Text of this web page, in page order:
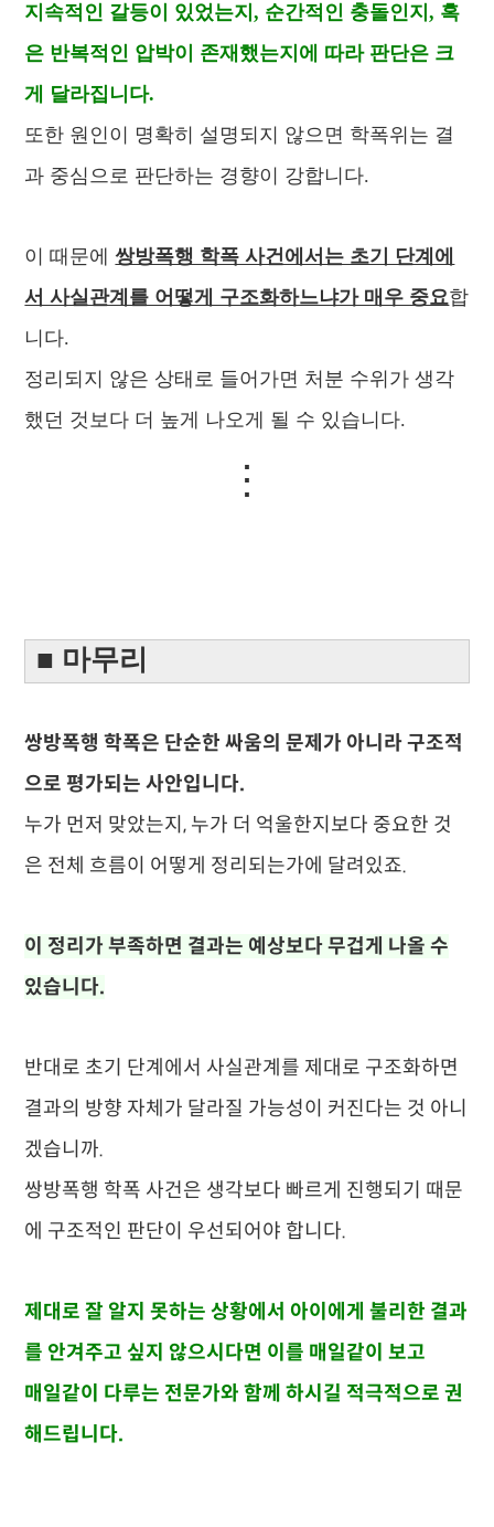
지속적인 갈등이 있었는지, 순간적인 충돌인지, 혹
은 반복적인 압박이 존재했는지에 따라 판단은 크
게 달라집니다.
또한 원인이 명확히 설명되지 않으면 학폭위는 결
과 중심으로 판단하는 경향이 강합니다.
이 때문에쌍방폭행 학폭 사건에서는 초기 단계에
서 사실관계를 어떻게 구조화하느냐가 매우 중요합
니다.
정리되지 않은 상태로 들어가면 처분 수위가 생각
했던 것보다 더 높게 나오게 될 수 있습니다.
⋮
■ 마무리
쌍방폭행 학폭은 단순한 싸움의 문제가 아니라 구조적
으로 평가되는 사안입니다.
누가 먼저 맞았는지, 누가 더 억울한지보다 중요한 것
은 전체 흐름이 어떻게 정리되는가에 달려있죠.
이 정리가 부족하면 결과는 예상보다 무겁게 나올 수
있습니다.
반대로 초기 단계에서 사실관계를 제대로 구조화하면
결과의 방향 자체가 달라질 가능성이 커진다는 것 아니
겠습니까.
쌍방폭행 학폭 사건은 생각보다 빠르게 진행되기 때문
에 구조적인 판단이 우선되어야 합니다.
제대로 잘 알지 못하는 상황에서 아이에게 불리한 결과
를 안겨주고 싶지 않으시다면 이를 매일같이 보고
매일같이 다루는 전문가와 함께 하시길 적극적으로 권
해드립니다.